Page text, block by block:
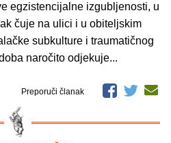
egzistencijalne izgubljenosti, u
čuje na ulici i u obiteljskim
subkulture i traumatičnog
naročito odjekuje...
Preporuči članak